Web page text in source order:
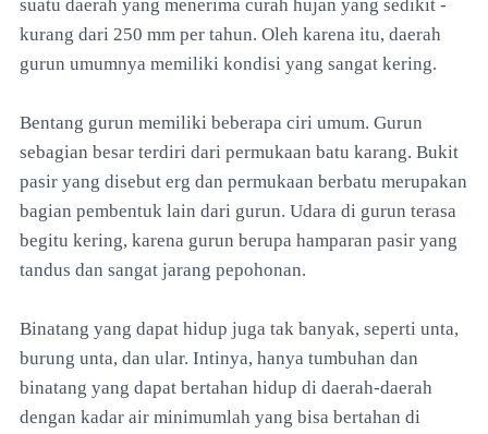
suatu daerah yang menerima curah hujan yang sedikit -
kurang dari 250 mm per tahun. Oleh karena itu, daerah
gurun umumnya memiliki kondisi yang sangat kering.
Bentang gurun memiliki beberapa ciri umum. Gurun
sebagian besar terdiri dari permukaan batu karang. Bukit
pasir yang disebut erg dan permukaan berbatu merupakan
bagian pembentuk lain dari gurun. Udara di gurun terasa
begitu kering, karena gurun berupa hamparan pasir yang
tandus dan sangat jarang pepohonan.
Binatang yang dapat hidup juga tak banyak, seperti unta,
burung unta, dan ular. Intinya, hanya tumbuhan dan
binatang yang dapat bertahan hidup di daerah-daerah
dengan kadar air minimumlah yang bisa bertahan di